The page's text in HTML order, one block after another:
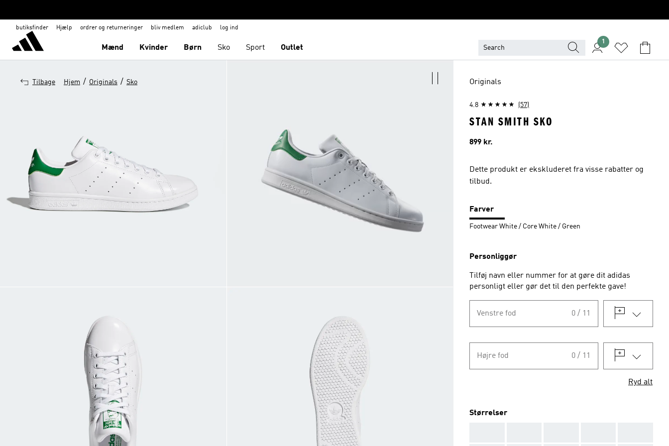
butiksfinder Hjælp ordrer og returneringer bliv medlem adiclub log ind
Mænd Kvinder Børn Sko Sport Outlet
1
Tilbage Hjem / Originals / Sko Originals
4.8 (57)
STAN SMITH SKO
Pris
899 kr.
Dette produkt er ekskluderet fra visse rabatter og
tilbud.
Farver
Footwear White / Core White / Green
Personliggør
Tilføj navn eller nummer for at gøre dit adidas
personligt eller gør det til den perfekte gave!
Venstre fod 0 / 11
Højre fod 0 / 11
Ryd alt
Størrelser